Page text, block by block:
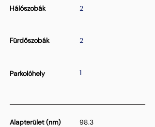
Hálószobák 2
Fürdőszobák 2
Parkolóhely 1
Alapterület (nm) 98.3